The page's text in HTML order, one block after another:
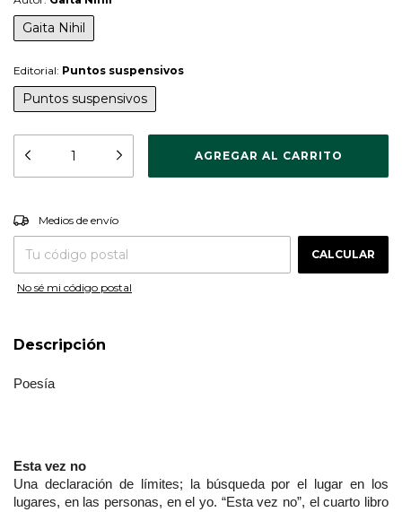
Gaita Nihil
Editorial: Puntos suspensivos
Puntos suspensivos
Entregas para el CP:
Medios de envío
CALCULAR
No sé mi código postal
Descripción
Poesía
Esta vez no
Una declaración de límites; la búsqueda por el lugar en los
lugares, en las personas, en el yo. “Esta vez no”, el cuarto libro